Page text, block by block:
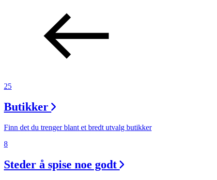
25
Butikker
Finn det du trenger blant et bredt utvalg butikker
8
Steder å spise noe godt